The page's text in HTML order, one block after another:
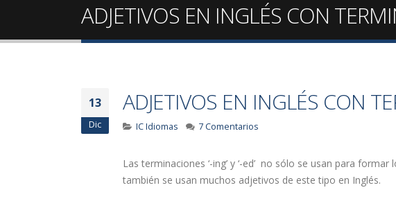
ADJETIVOS EN INGLÉS CON
13
Dic
ADJETIVOS EN INGLÉS CON
IC Idiomas 7 Comentarios
Las terminaciones ‘-ing’ y ‘-ed’ no sólo se usan para
también se usan muchos adjetivos de este tipo en Inglés.